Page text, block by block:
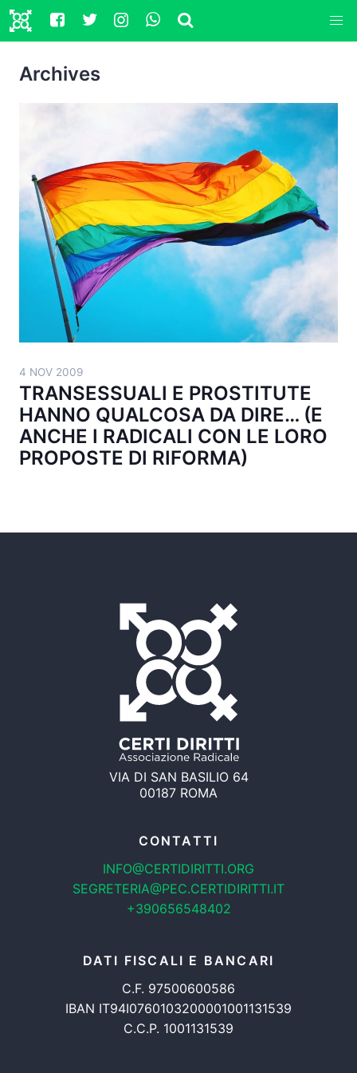
Archives
4 NOV 2009
TRANSESSUALI E PROSTITUTE
HANNO QUALCOSA DA DIRE… (E
ANCHE I RADICALI CON LE LORO
PROPOSTE DI RIFORMA)
VIA DI SAN BASILIO 64
00187 ROMA
CONTATTI
INFO@CERTIDIRITTI.ORG
SEGRETERIA@PEC.CERTIDIRITTI.IT
+390656548402
DATI FISCALI E BANCARI
C.F. 97500600586
IBAN IT94I0760103200001001131539
C.C.P. 1001131539